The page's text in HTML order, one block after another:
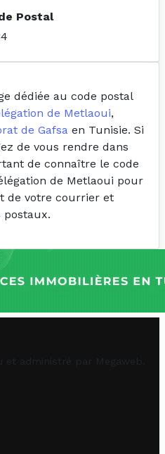
Postal
dédiée au code postal
de Metlaoui,
de Gafsa en Tunisie. Si
de vous rendre dans
de connaître le code
de Metlaoui pour
de votre courrier et
postaux.
et administré par Megaweb